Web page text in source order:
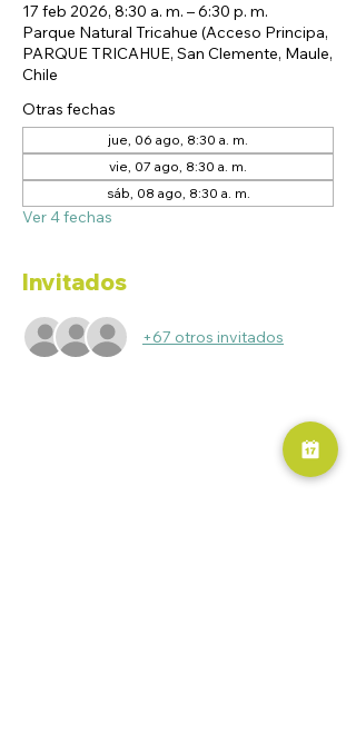
17 feb 2026, 8:30 a. m. – 6:30 p. m.
Parque Natural Tricahue (Acceso Principa,
PARQUE TRICAHUE, San Clemente, Maule,
Chile
Otras fechas
jue, 06 ago, 8:30 a. m.
vie, 07 ago, 8:30 a. m.
sáb, 08 ago, 8:30 a. m.
Ver 4 fechas
Invitados
+67 otros invitados